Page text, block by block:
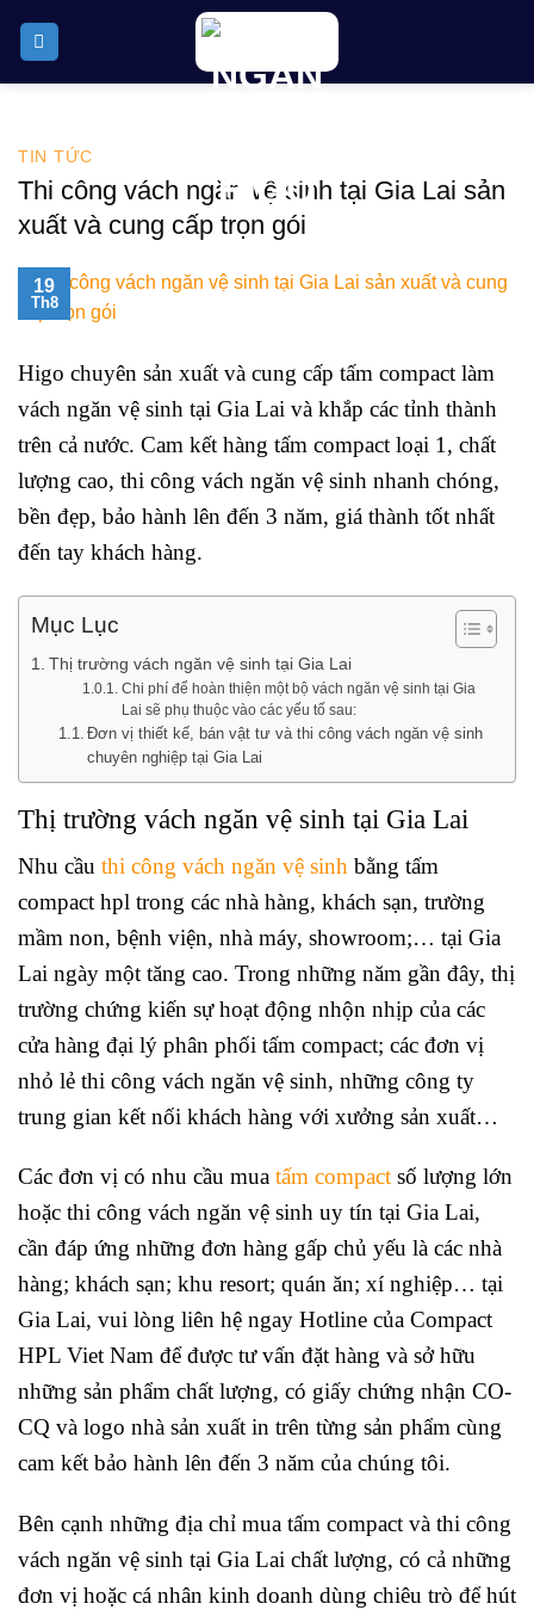
TIN TỨC
Thi công vách ngăn vệ sinh tại Gia Lai sản
xuất và cung cấp trọn gói
19
Th8
Higo chuyên sản xuất và cung cấp tấm compact làm
vách ngăn vệ sinh tại Gia Lai và khắp các tỉnh thành
trên cả nước. Cam kết hàng tấm compact loại 1, chất
lượng cao, thi công vách ngăn vệ sinh nhanh chóng,
bền đẹp, bảo hành lên đến 3 năm, giá thành tốt nhất
đến tay khách hàng.
Mục Lục
Thị trường vách ngăn vệ sinh tại Gia Lai
Chi phí để hoàn thiện một bộ vách ngăn vệ sinh tại Gia
Lai sẽ phụ thuộc vào các yếu tố sau:
Đơn vị thiết kế, bán vật tư và thi công vách ngăn vệ sinh
chuyên nghiệp tại Gia Lai
Thị trường vách ngăn vệ sinh tại Gia Lai
Nhu cầu thi công vách ngăn vệ sinh bằng tấm
compact hpl trong các nhà hàng, khách sạn, trường
mầm non, bệnh viện, nhà máy, showroom;… tại Gia
Lai ngày một tăng cao. Trong những năm gần đây, thị
trường chứng kiến sự hoạt động nhộn nhịp của các
cửa hàng đại lý phân phối tấm compact; các đơn vị
nhỏ lẻ thi công vách ngăn vệ sinh, những công ty
trung gian kết nối khách hàng với xưởng sản xuất…
Các đơn vị có nhu cầu mua tấm compact số lượng lớn
hoặc thi công vách ngăn vệ sinh uy tín tại Gia Lai,
cần đáp ứng những đơn hàng gấp chủ yếu là các nhà
hàng; khách sạn; khu resort; quán ăn; xí nghiệp… tại
Gia Lai, vui lòng liên hệ ngay Hotline của Compact
HPL Viet Nam để được tư vấn đặt hàng và sở hữu
những sản phẩm chất lượng, có giấy chứng nhận CO-
CQ và logo nhà sản xuất in trên từng sản phẩm cùng
cam kết bảo hành lên đến 3 năm của chúng tôi.
Bên cạnh những địa chỉ mua tấm compact và thi công
vách ngăn vệ sinh tại Gia Lai chất lượng, có cả những
đơn vị hoặc cá nhân kinh doanh dùng chiêu trò để hút